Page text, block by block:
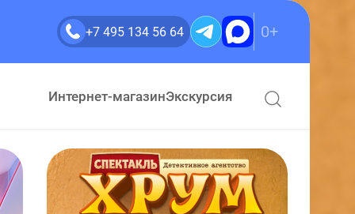
+7 495 134 56 64 0+
Интернет-магазинЭкскурсия